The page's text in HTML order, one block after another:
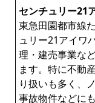
センチュリー21
東急田園都市線
ュリー21アイワ
理・建売事業な
ます。特に不動
り扱いも多く、
事故物件などに